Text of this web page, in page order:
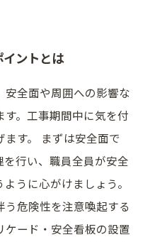
ントとは
全面や周囲への影響な
。工事期間中に気を付
す。 まずは安全面で
行い、職員全員が安全
うに心がけましょう。
う危険性を注意喚起する
ード・安全看板の設置